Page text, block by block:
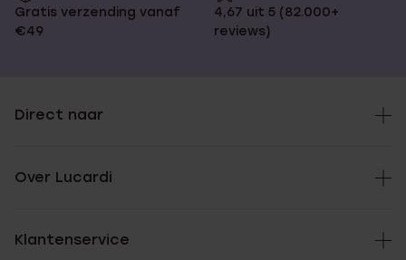
Gratis verzending vanaf
€49
4,67 uit 5 (82.000+
reviews)
Direct naar
Over Lucardi
Klantenservice